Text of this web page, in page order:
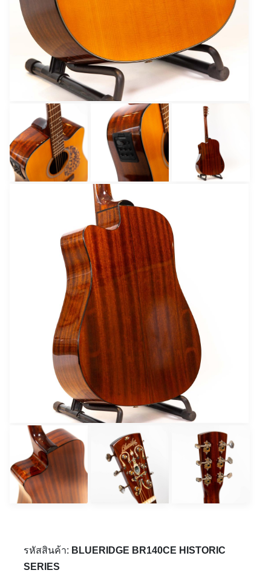
รหัสสินค้า: BLUERIDGE BR140CE HISTORIC
SERIES